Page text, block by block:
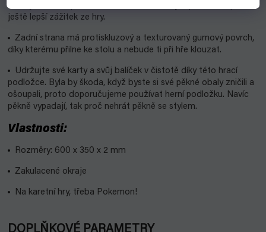
ještě lepší zážitek ze hry.
Zadní strana má protiskluzový a texturovaný gumový povrch,
díky kterému přilne ke stolu a nebude ti při hře klouzat.
Udržujte své karty a svůj balíček v čistotě díky této hrací
podložce. Byla by škoda, když byste si své pěkné obaly zničili a
ošoupali, proto doporučujeme používat herní podložku. Navíc
pěkně vypadají, tak proč nehrát pěkně se stylem.
Vlastnosti:
Rozměry: 600 x 350 x 2 mm
Zakulacené okraje
Na karetní hry, třeba Pokemon!
DOPLŇKOVÉ PARAMETRY